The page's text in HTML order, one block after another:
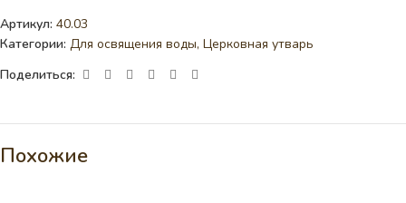
Артикул: 40.03
Категории: Для освящения воды, Церковная утварь
Поделиться:
Похожие